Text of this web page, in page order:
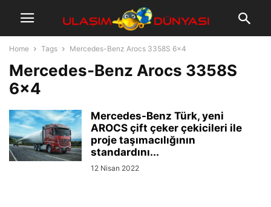
Home Tags Mercedes-Benz Arocs 3358S 6×4
Mercedes-Benz Arocs 3358S
6×4
Mercedes-Benz Türk, yeni
AROCS çift çeker çekicileri ile
proje taşımacılığının
standardını...
12 Nisan 2022